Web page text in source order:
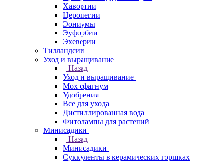
Хавортии
Церопегии
Эониумы
Эуфорбии
Эхеверии
Тилландсии
Уход и выращивание
Назад
Уход и выращивание
Мох сфагнум
Удобрения
Все для ухода
Дистиллированная вода
Фитолампы для растений
Минисадики
Назад
Минисадики
Суккуленты в керамических горшках